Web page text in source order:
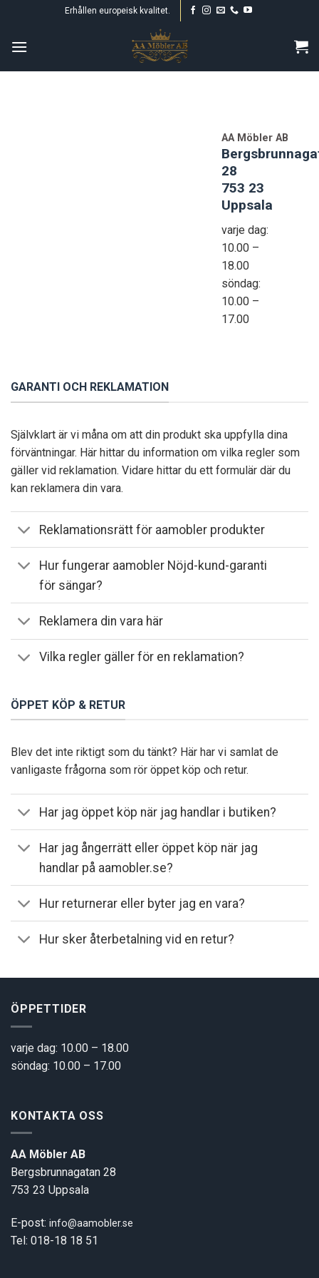
content
Erhållen europeisk kvalitet.
AA Möbler AB
28
753 23
Uppsala
varje dag:
10.00 –
18.00
söndag:
10.00 –
17.00
GARANTI OCH REKLAMATION
Självklart är vi måna om att din produkt ska uppfylla dina
förväntningar. Här hittar du information om vilka regler som
gäller vid reklamation. Vidare hittar du ett formulär där du
kan reklamera din vara.
Reklamationsrätt för aamobler produkter
Hur fungerar aamobler Nöjd-kund-garanti
för sängar?
Reklamera din vara här
Vilka regler gäller för en reklamation?
ÖPPET KÖP & RETUR
Blev det inte riktigt som du tänkt? Här har vi samlat de
vanligaste frågorna som rör öppet köp och retur.
Har jag öppet köp när jag handlar i butiken?
Har jag ångerrätt eller öppet köp när jag
handlar på aamobler.se?
Hur returnerar eller byter jag en vara?
Hur sker återbetalning vid en retur?
ÖPPETTIDER
varje dag: 10.00 – 18.00
söndag: 10.00 – 17.00
KONTAKTA OSS
AA Möbler AB
Bergsbrunnagatan 28
753 23 Uppsala
E-post: info@aamobler.se
Tel: 018-18 18 51